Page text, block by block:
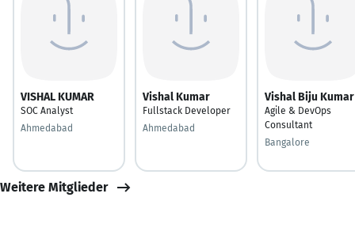
VISHAL KUMAR
SOC Analyst
Ahmedabad
Vishal Kumar
Fullstack Developer
Ahmedabad
Vishal Biju Kumar
Agile & DevOps
Consultant
Bangalore
Weitere Mitglieder